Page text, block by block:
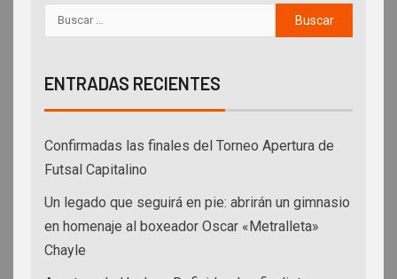
ENTRADAS RECIENTES
Confirmadas las finales del Torneo Apertura de
Futsal Capitalino
Un legado que seguirá en pie: abrirán un gimnasio
en homenaje al boxeador Oscar «Metralleta»
Chayle